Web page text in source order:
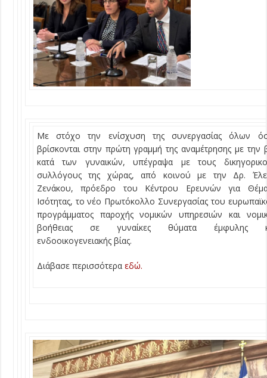
Με στόχο την ενίσχυση της συνεργασίας όλων
βρίσκονται στην πρώτη γραμμή της αναμέτρησης με την
κατά των γυναικών, υπέγραψα με τους
συλλόγους της χώρας, από κοινού με την Δρ.
Ζενάκου, πρόεδρο του Κέντρου Ερευνών για
Ισότητας, το νέο Πρωτόκολλο Συνεργασίας του
προγράμματος παροχής νομικών υπηρεσιών και
βοήθειας σε γυναίκες θύματα έμφυλης
ενδοοικογενειακής βίας.
Διάβασε περισσότερα εδώ.